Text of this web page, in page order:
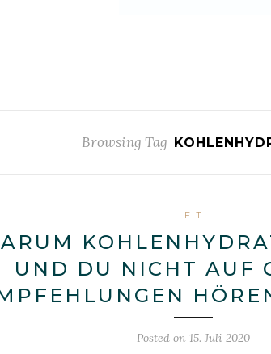
Browsing Tag
FIT
UND DU NICHT AUF
Posted on 15. Juli 2020